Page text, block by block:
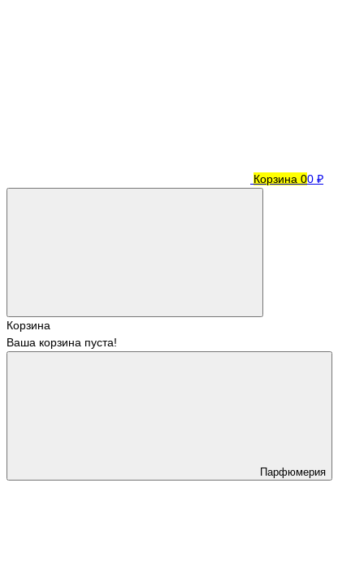
Корзина 00 ₽
Корзина
Ваша корзина пуста!
Парфюмерия